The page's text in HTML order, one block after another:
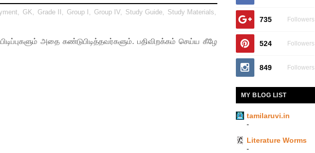
, GK, Grade II , Group I , Group IV, Study Guide, Study Materials,
அதை கண்டுபிடித்தவர்களும். பதிவிறக்கம் செய்ய கீழே
735 Followers
524 Followers
849 Followers
MY BLOG LIST
tamilaruvi.in
-
Literature Worms
-